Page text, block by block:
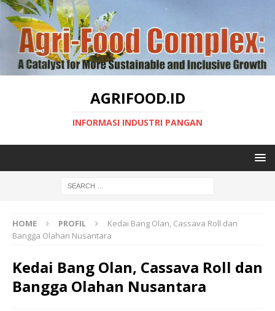
AGRIFOOD.ID
INFORMASI INDUSTRI PANGAN
HOME PROFIL
Kedai Bang Olan, Cassava Roll dan
Bangga Olahan Nusantara
Kedai Bang Olan, Cassava Roll dan
Bangga Olahan Nusantara